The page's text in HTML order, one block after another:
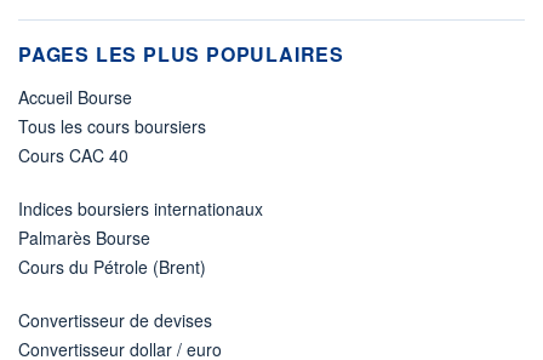
PAGES LES PLUS POPULAIRES
Accueil Bourse
Tous les cours boursiers
Cours CAC 40
Indices boursiers internationaux
Palmarès Bourse
Cours du Pétrole (Brent)
Convertisseur de devises
Convertisseur dollar / euro